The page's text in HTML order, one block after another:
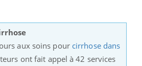
aux soins pour cirrhose dans
ont fait appel à 42 services